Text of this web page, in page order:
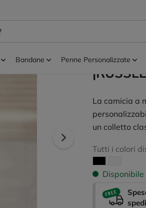
Bandane Penne Personalizzate
Camicia
La camicia a
un colletto
Tutti i colori